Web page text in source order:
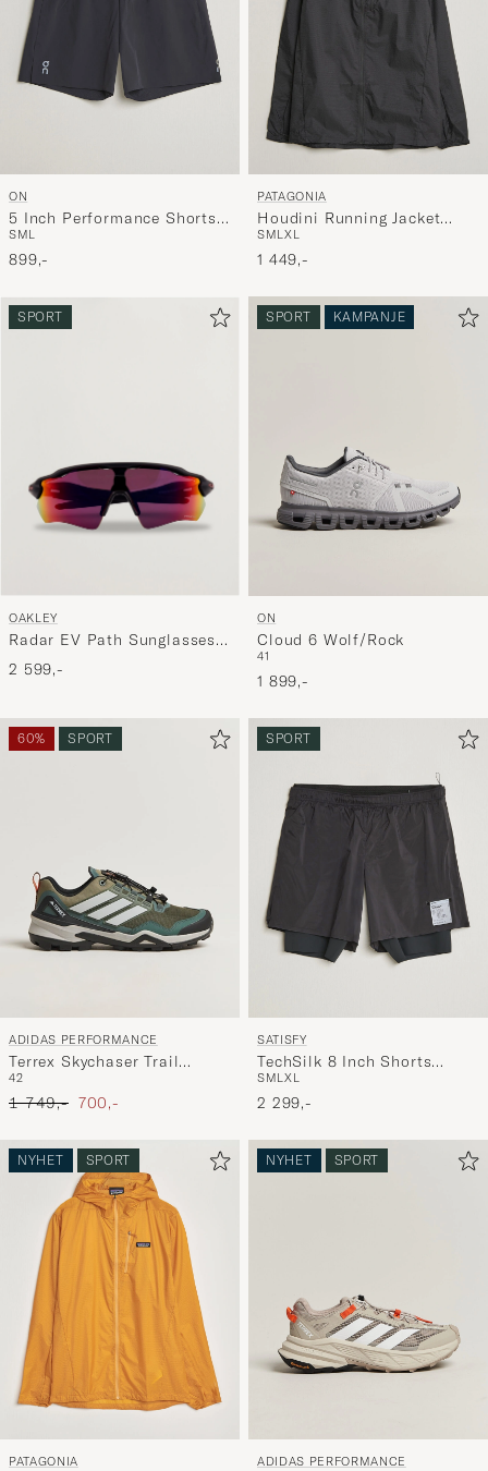
ON
5 Inch Performance Shorts
Black
SML
899,-
PATAGONIA
Houdini Running Jacket
Black
SMLXL
1 449,-
SPORT
OAKLEY
Radar EV Path Sunglasses
Matte Black
2 599,-
SPORT KAMPANJE
ON
Cloud 6 Wolf/Rock
41
1 899,-
60% SPORT
ADIDAS PERFORMANCE
Terrex Skychaser Trail
Sneaker Olive/Grey
42
Ordinær pris
1 749,- Nedsatt pris
700,-
SPORT
SATISFY
TechSilk 8 Inch Shorts
Black
SMLXL
2 299,-
NYHET SPORT
PATAGONIA
NYHET SPORT
ADIDAS PERFORMANCE